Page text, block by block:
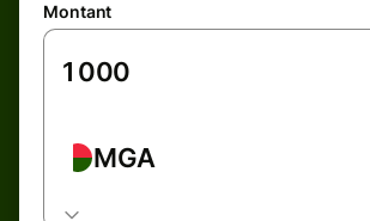
Montant
MGA